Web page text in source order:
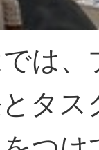
は、
タス